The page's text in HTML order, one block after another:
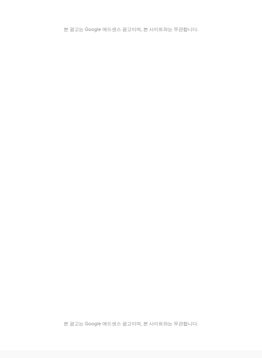
본 광고는 Google 애드센스 광고이며, 본 사이트와는 무관합니다.
본 광고는 Google 애드센스 광고이며, 본 사이트와는 무관합니다.